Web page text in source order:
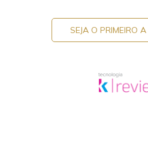
SEJA O PRIMEIRO